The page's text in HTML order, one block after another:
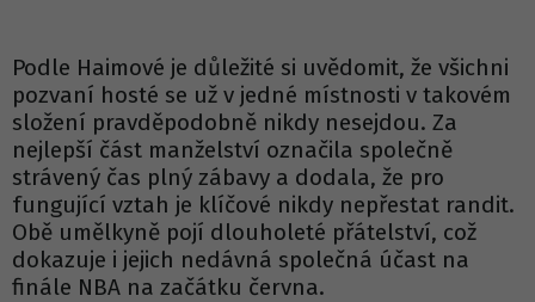
Podle Haimové je důležité si uvědomit, že všichni
pozvaní hosté se už v jedné místnosti v takovém
složení pravděpodobně nikdy nesejdou. Za
nejlepší část manželství označila společně
strávený čas plný zábavy a dodala, že pro
fungující vztah je klíčové nikdy nepřestat randit.
Obě umělkyně pojí dlouholeté přátelství, což
dokazuje i jejich nedávná společná účast na
finále NBA na začátku června.